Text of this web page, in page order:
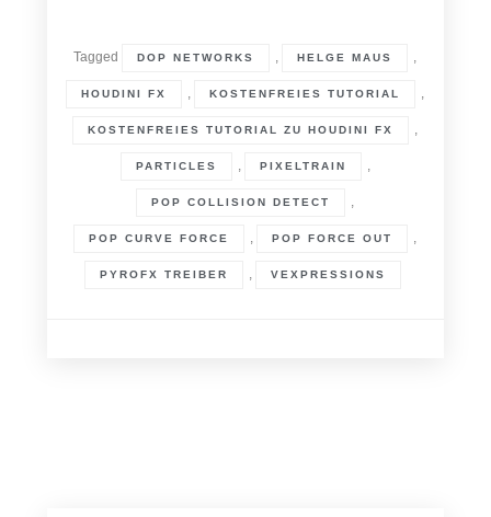
Tagged DOP NETWORKS , HELGE MAUS ,
HOUDINI FX , KOSTENFREIES TUTORIAL ,
KOSTENFREIES TUTORIAL ZU HOUDINI FX ,
PARTICLES , PIXELTRAIN ,
POP COLLISION DETECT ,
POP CURVE FORCE , POP FORCE OUT ,
PYROFX TREIBER , VEXPRESSIONS